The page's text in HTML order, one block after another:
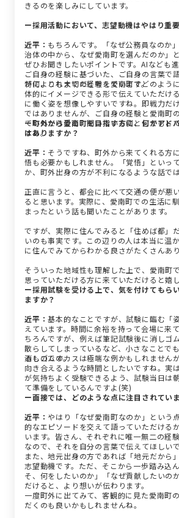
きるのを楽しみにしています。
ー採用活動において、志望動機はやはり重
近平： もちろんです。「なぜ公務員なのか
治体の中から、なぜ愛南町を選んだのか」
ぜひお聞きしたいポイントです。AIなども
ご自身の経験に基づいた、ご自身の言葉で
が何よりも大切だと考えています。
特に、これまでの経験を愛南町でどのよう
体的にイメージできる形で伝えていただけ
に働く姿を想像しやすいですね。即戦力だ
ではありませんが、ご自身の経験と愛南町
ていただけると、聞いている側としてもと
すね。
ー町外から愛南町を目指す方に、何かアド
はありますか？
近平： そうですね、町外から来てくれる方
悟も必要かもしれません。「覚悟」といっ
か、町外出身の方が不利になるような話で
正直に言うと、都会に比べて交通の便が悪
ると思います。実際に、愛南町での生活に
まったという話も聞いたことがあります。
ですが、実際に住んでみると「住めば都」
いのも事実です。この辺りの人は本当に温
に住んでみてからわかる良さがたくさんあり
そういった地域性も理解した上で、愛南町
思っていただける方に来ていただけると嬉
ー採用試験を受ける上で、気を付けてもら
ますか？
近平：基本的なことですが、試験に臨む「
えています。時間に余裕を持って会場に来
ちろんですが、例えば筆記試験後に消しゴ
散らしてしまっているなど、小さなことで
るものです。
消しゴムのカスは極端な例かもしれません
向き合えるような時間としたいですね。実
が気持ちよく受験できるよう、試験当日は
て準備をしているんですよ(笑)
ー面接では、どのような点に注目されてい
近平： やはり「なぜ愛南町なのか」という
的なエピソードを交えて語っていただける
います。皆さん、それぞれに唯一無二の経
なので、それを自分の言葉で伝えてほしいで
また、地元出身の方であれば「地元だから
志望動機です。ただ、そこから一歩踏み込
そ、何をしたいのか」「なぜ貢献したいの
だけると、より想いが伝わります。
一度町外に出てみて、客観的に見た愛南町
だくのも良いかもしれませんね。